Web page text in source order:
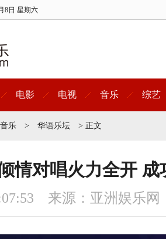
8日 星期六
电影 电视 音乐 综艺
音乐 > 华语乐坛 > 正文
情对唱火力全开 成
来源：亚洲娱乐网